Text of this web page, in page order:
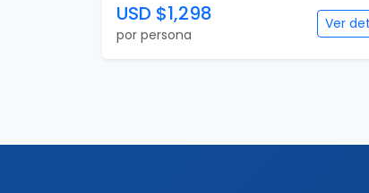
USD $1,298
por persona
Ver